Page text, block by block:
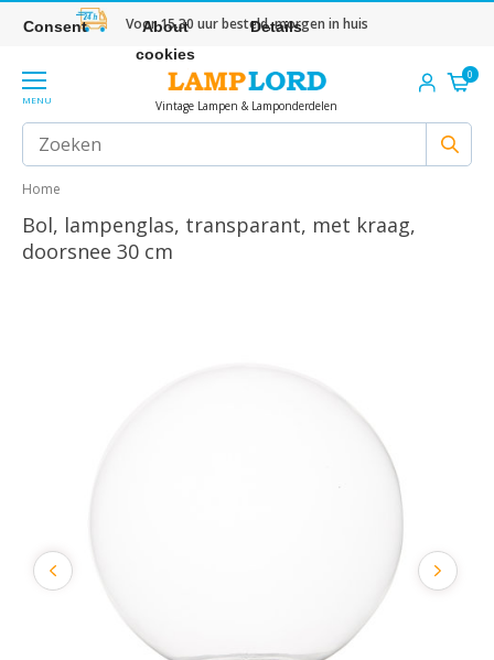
Voor 15.30 uur besteld, morgen in huis
MENU Vintage Lampen & Lamponderdelen
0
Home
Bol, lampenglas, transparant, met kraag,
doorsnee 30 cm
Consent
About
cookies
Details